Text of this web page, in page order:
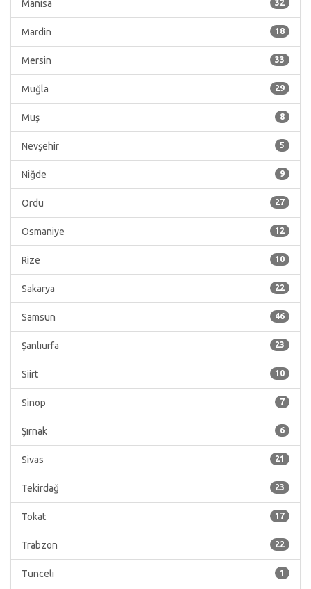
32
Manisa
18
Mardin
33
Mersin
29
Muğla
8
Muş
5
Nevşehir
9
Niğde
27
Ordu
12
Osmaniye
10
Rize
22
Sakarya
46
Samsun
23
Şanlıurfa
10
Siirt
7
Sinop
6
Şırnak
21
Sivas
23
Tekirdağ
17
Tokat
22
Trabzon
1
Tunceli